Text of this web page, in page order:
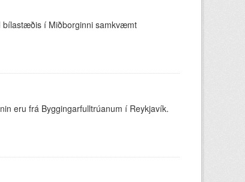
bílastæðis í Miðborginni samkvæmt
eru frá Byggingarfulltrúanum í Reykjavík.